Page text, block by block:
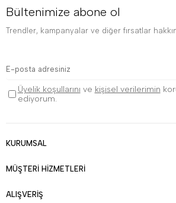
Bültenimize abone ol
Trendler, kampanyalar ve diğer fırsatlar
Üyelik koşullarını ve kişisel verilerimin
ediyorum.
KURUMSAL
MÜŞTERİ HİZMETLERİ
ALIŞVERİŞ